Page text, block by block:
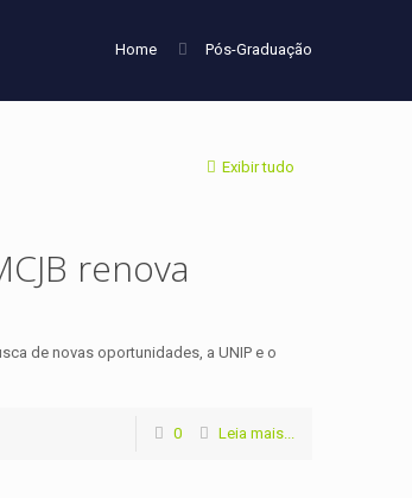
Home Pós-Graduação
Exibir tudo
renova
de novas oportunidades, a UNIP e o
0 Leia mais...